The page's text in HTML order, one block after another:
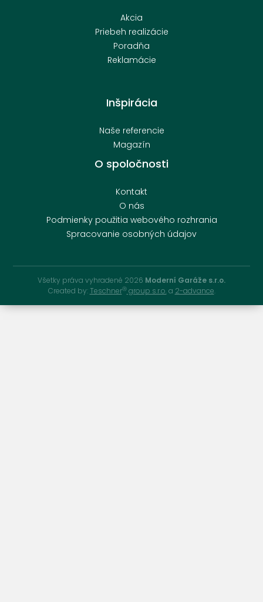
Akcia
Priebeh realizácie
Poradňa
Reklamácie
Inšpirácia
Naše referencie
Magazín
O spoločnosti
Kontakt
O nás
Podmienky použitia webového rozhrania
Spracovanie osobných údajov
Všetky práva vyhradené 2026 Moderní Garáže s.r.o.
Created by: TeschnerⓇgroup s.r.o.a 2-advance.